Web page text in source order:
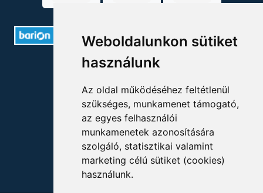
Weboldalunkon sütiket
használunk
Az oldal működéséhez feltétlenül
szükséges, munkamenet támogató,
az egyes felhasználói
munkamenetek azonosítására
szolgáló, statisztikai valamint
marketing célú sütiket (cookies)
használunk.
ELÉRHETŐSÉGEK
+36 1 880 7600
info@mprx.hu